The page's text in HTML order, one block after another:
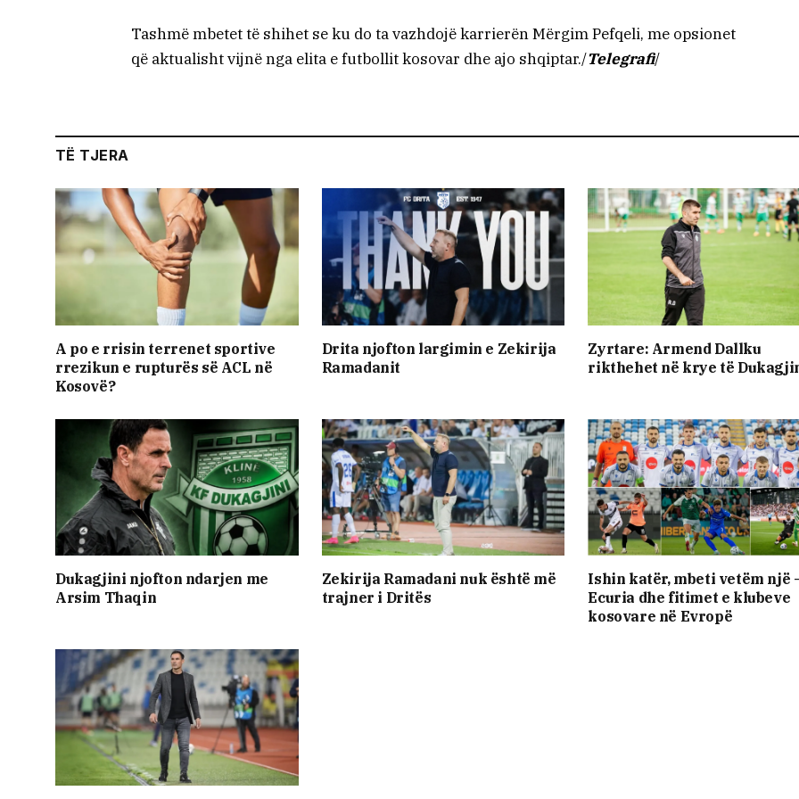
Tashmë mbetet të shihet se ku do ta vazhdojë karrierën Mërgim Pefqeli, me opsionet
që aktualisht vijnë nga elita e futbollit kosovar dhe ajo shqiptar./Telegrafi/
TË TJERA
A po e rrisin terrenet sportive
rrezikun e rupturës së ACL në
Kosovë?
Drita njofton largimin e Zekirija
Ramadanit
Zyrtare: Armend Dallku
rikthehet në krye të
Dukagjini njofton ndarjen me
Arsim Thaqin
Zekirija Ramadani nuk është më
trajner i Dritës
Ishin katër, mbeti vetëm një
Ecuria dhe fitimet e klubeve
kosovare në Evropë